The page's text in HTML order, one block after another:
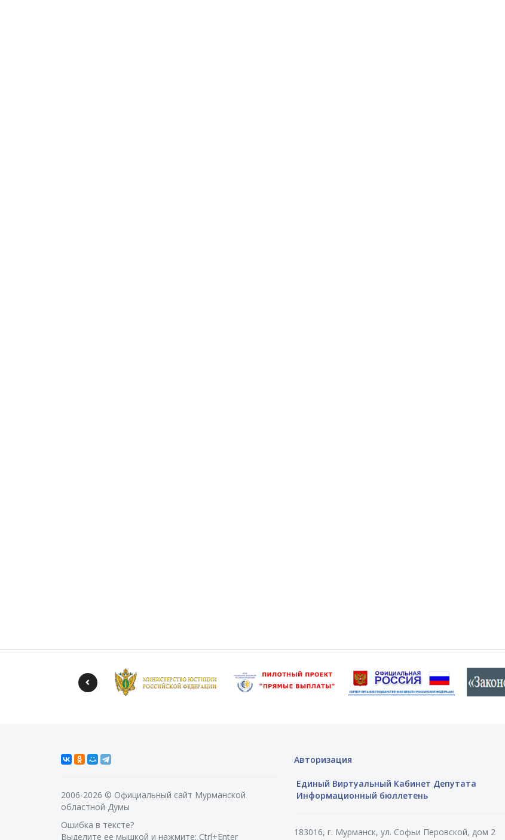
2006-2026 © Официальный сайт Мурманской
областной Думы
Ошибка в тексте?
Выделите ее мышкой и нажмите: Ctrl+Enter
Авторизация
Единый Виртуальный Кабинет Депутата
Информационный бюллетень
183016, г. Мурманск, ул. Софьи Перовской, дом 2